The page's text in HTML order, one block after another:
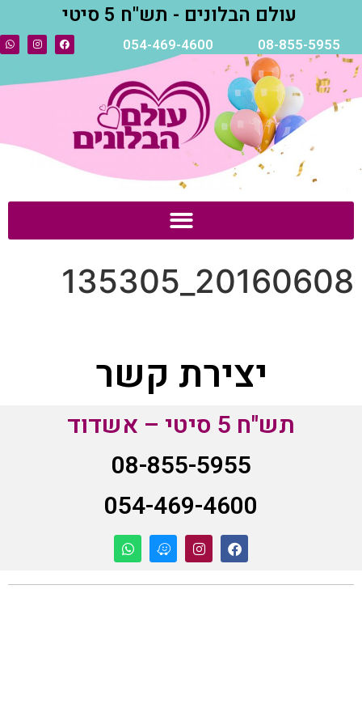
עולם הבלונים - תש"ח 5 סיטי
08-855-5955
054-469-4600
20160608_135305
יצירת קשר
תש"ח 5 סיטי – אשדוד
08-855-5955
054-469-4600